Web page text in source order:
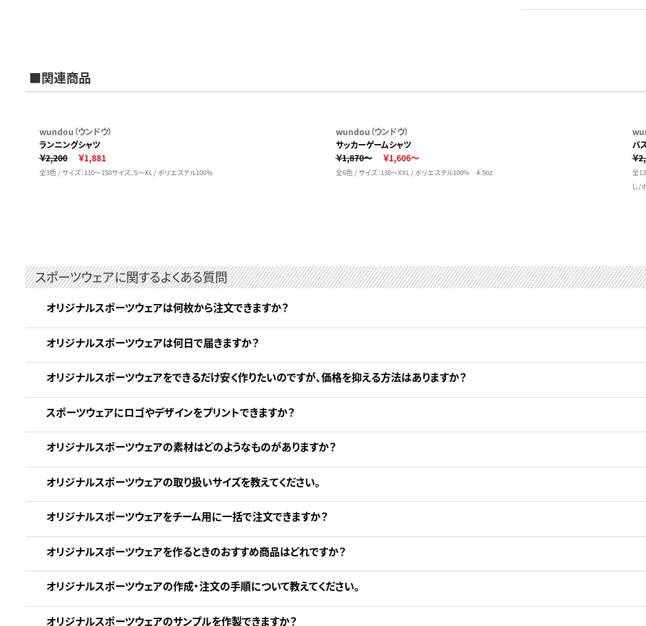
■関連商品
wundou（ウンドウ）
ランニングシャツ
￥2,200
￥1,881
全3色 / サイズ：110～150サイズ、S～XL / ポリエステル100％
wundou（ウンドウ）
サッカーゲームシャツ
￥1,870～
￥1,606～
全6色 / サイズ：130～XXL / ポリエステル100% 4.5oz
バ
￥
全
し/
スポーツウェアに関するよくある質問
オリジナルスポーツウェアは何枚から注文できますか？
オリジナルスポーツウェアは何日で届きますか？
オリジナルスポーツウェアをできるだけ安く作りたいのですが、価格を抑える方法はありますか？
スポーツウェアにロゴやデザインをプリントできますか？
オリジナルスポーツウェアの素材はどのようなものがありますか？
オリジナルスポーツウェアの取り扱いサイズを教えてください。
オリジナルスポーツウェアをチーム用に一括で注文できますか？
オリジナルスポーツウェアを作るときのおすすめ商品はどれですか？
オリジナルスポーツウェアの作成・注文の手順について教えてください。
オリジナルスポーツウェアのサンプルを作製できますか？